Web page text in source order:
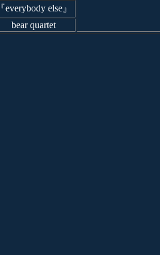
『everybody else』
bear quartet